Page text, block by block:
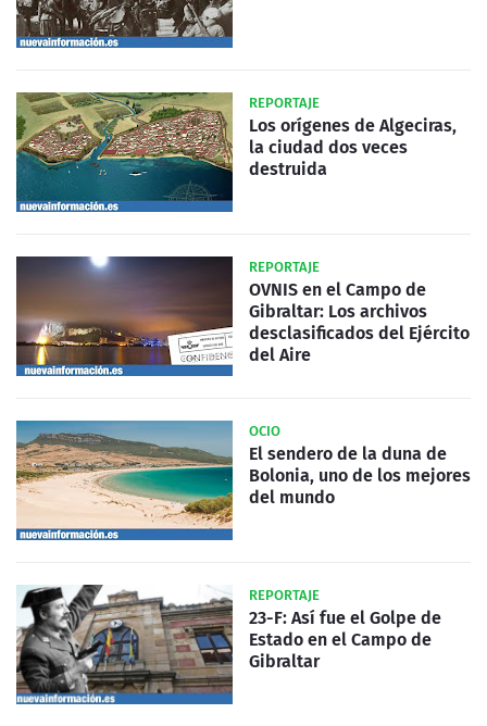
REPORTAJE
Los orígenes de Algeciras,
la ciudad dos veces
destruida
REPORTAJE
OVNIS en el Campo de
Gibraltar: Los archivos
desclasificados del Ejército
del Aire
OCIO
El sendero de la duna de
Bolonia, uno de los mejores
del mundo
REPORTAJE
23-F: Así fue el Golpe de
Estado en el Campo de
Gibraltar